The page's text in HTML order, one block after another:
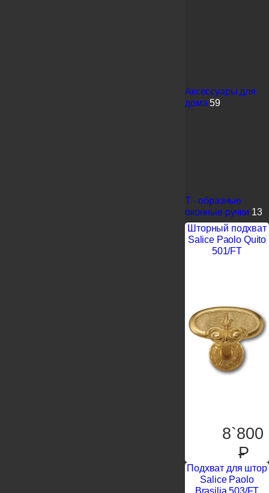
Аксессуары для
дома 59
Т - образные
оконные ручки 13
Шторный подхват
Salice Paolo Quito
501/FT
8`800
P
Подхват для штор
Salice Paolo
Brasilia 503/FT